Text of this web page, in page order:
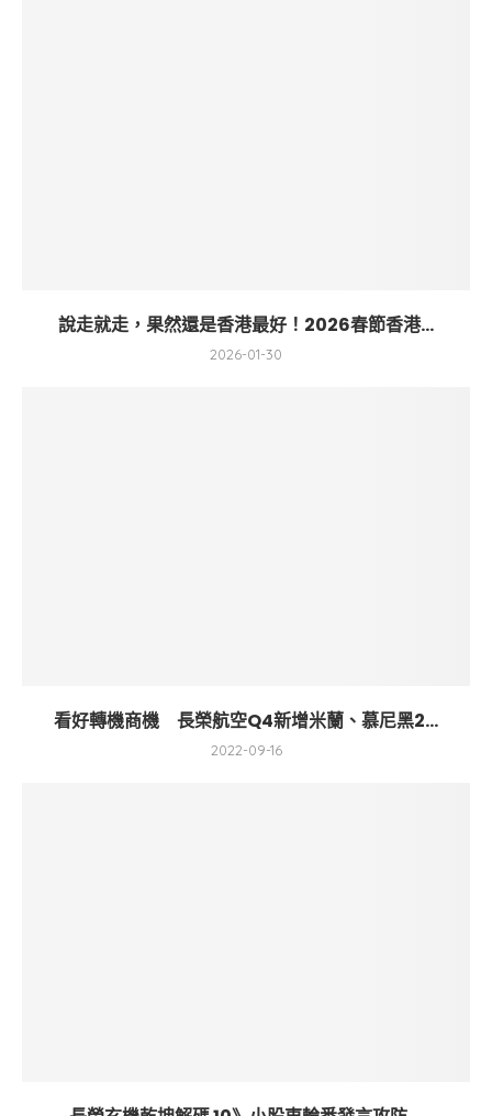
說走就走，果然還是香港最好！2026春節香港...
2026-01-30
看好轉機商機 長榮航空Q4新增米蘭、慕尼黑2...
2022-09-16